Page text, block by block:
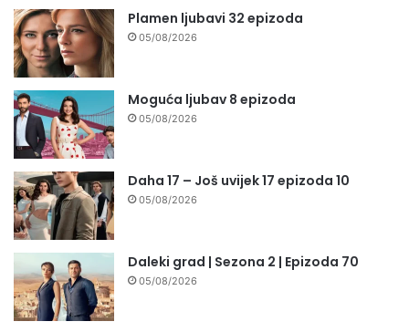
Plamen ljubavi 32 epizoda
05/08/2026
Moguća ljubav 8 epizoda
05/08/2026
Daha 17 – Još uvijek 17 epizoda 10
05/08/2026
Daleki grad | Sezona 2 | Epizoda 70
05/08/2026